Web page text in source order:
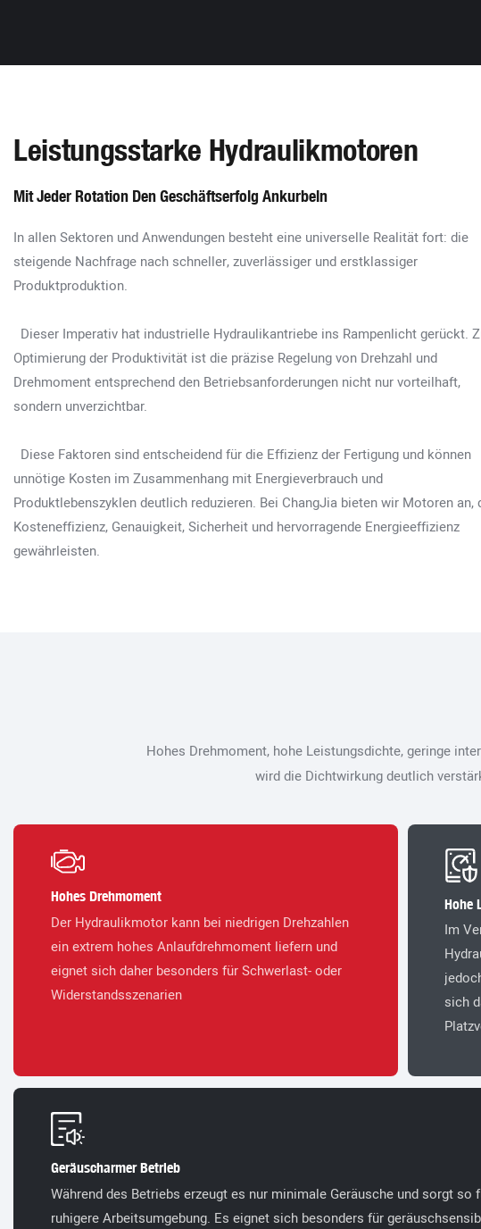
Leistungsstarke Hydraulikmotoren
Mit Jeder Rotation Den Geschäftserfolg Ankurbeln
In allen Sektoren und Anwendungen besteht eine universelle Realität fort: die
steigende Nachfrage nach schneller, zuverlässiger und erstklassiger
Produktproduktion.
Dieser Imperativ hat industrielle Hydraulikantriebe ins Rampenlicht gerückt.
Optimierung der Produktivität ist die präzise Regelung von Drehzahl und
Drehmoment entsprechend den Betriebsanforderungen nicht nur vorteilhaft,
sondern unverzichtbar.
Diese Faktoren sind entscheidend für die Effizienz der Fertigung und können
unnötige Kosten im Zusammenhang mit Energieverbrauch und
Produktlebenszyklen deutlich reduzieren. Bei ChangJia bieten wir Motoren an,
Kosteneffizienz, Genauigkeit, Sicherheit und hervorragende Energieeffizienz
gewährleisten.
Hohes Drehmoment, hohe Leistungsdichte, geringe
wird die Dichtwirkung deutlich
Hohes Drehmoment
Der Hydraulikmotor kann bei niedrigen Drehzahlen
ein extrem hohes Anlaufdrehmoment liefern und
eignet sich daher besonders für Schwerlast- oder
Widerstandsszenarien
Hohe
Im
sich
Geräuscharmer Betrieb
Während des Betriebs erzeugt es nur minimale Geräusche und sorgt so
ruhigere Arbeitsumgebung. Es eignet sich besonders für